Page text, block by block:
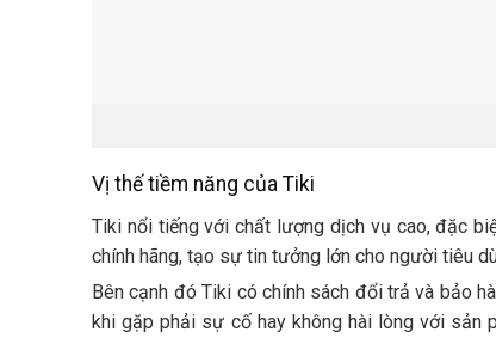
Vị thế tiềm năng của Tiki
Tiki nổi tiếng với chất lượng dịch vụ cao, đặc
chính hãng, tạo sự tin tưởng lớn cho người tiêu
Bên cạnh đó Tiki có chính sách đổi trả và bảo
khi gặp phải sự cố hay không hài lòng với sản